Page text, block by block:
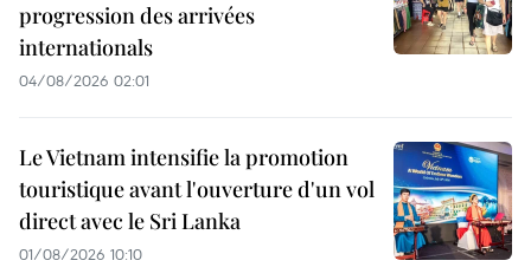
progression des arrivées
internationals
04/08/2026 02:01
Le Vietnam intensifie la promotion
touristique avant l'ouverture d'un vol
direct avec le Sri Lanka
01/08/2026 10:10